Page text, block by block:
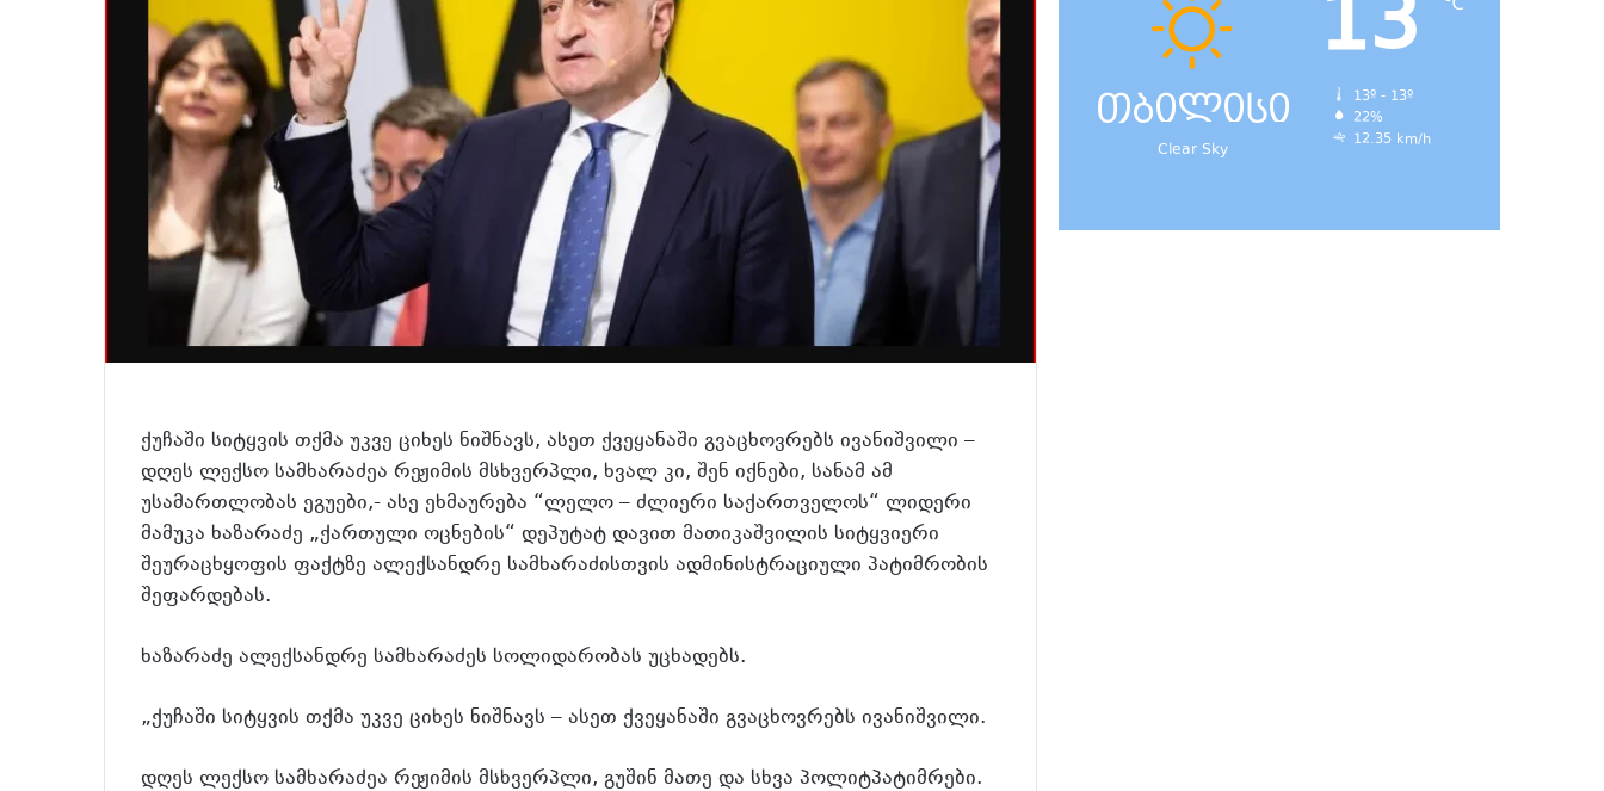
ქუჩაში სიტყვის თქმა უკვე ციხეს ნიშნავს, ასეთ ქვეყანაში გვაცხოვრებს ივანიშვილი –
დღეს ლექსო სამხარაძეა რეჟიმის მსხვერპლი, ხვალ კი, შენ იქნები, სანამ ამ
უსამართლობას ეგუები,- ასე ეხმაურება “ლელო – ძლიერი საქართველოს“ ლიდერი
მამუკა ხაზარაძე „ქართული ოცნების“ დეპუტატ დავით მათიკაშვილის სიტყვიერი
შეურაცხყოფის ფაქტზე ალექსანდრე სამხარაძისთვის ადმინისტრაციული პატიმრობის
შეფარდებას.
ხაზარაძე ალექსანდრე სამხარაძეს სოლიდარობას უცხადებს.
„ქუჩაში სიტყვის თქმა უკვე ციხეს ნიშნავს – ასეთ ქვეყანაში გვაცხოვრებს ივანიშვილი.
დღეს ლექსო სამხარაძეა რეჟიმის მსხვერპლი, გუშინ მათე და სხვა პოლიტპატიმრები.
თბილისი
Clear Sky
13
13º - 13º
22%
12.35 km/h